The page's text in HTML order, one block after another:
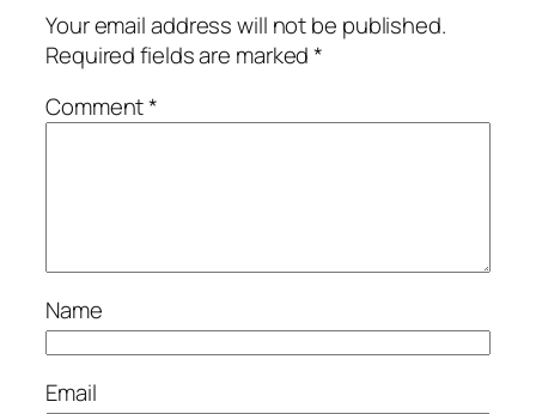
Your email address will not be published.
Required fields are marked*
Comment*
Name
Email